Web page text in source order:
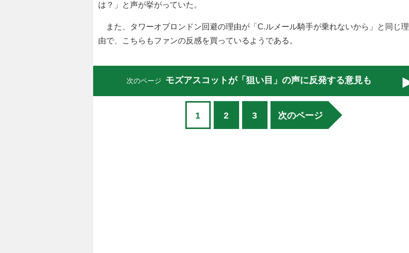
は？」と声が挙がっていた。
また、タワーオブロンドン回避の理由が「C.ルメール騎手が乗れないから」と同じ理
由で、こちらもファンの反感を買っているようである。
次のページ モズアスコットが「狙い目」の声に反発する意見も
1 2 3 次のページ